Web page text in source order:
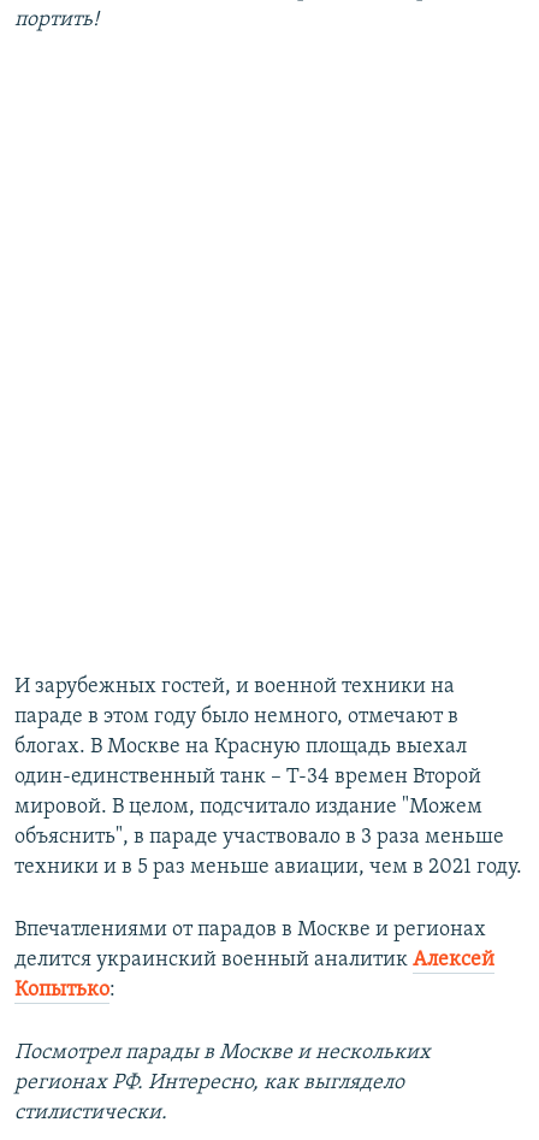
портить!
И зарубежных гостей, и военной техники на
параде в этом году было немного, отмечают в
блогах. В Москве на Красную площадь выехал
один-единственный танк – Т-34 времен Второй
мировой. В целом, подсчитало издание "Можем
объяснить", в параде участвовало в 3 раза меньше
техники и в 5 раз меньше авиации, чем в 2021 году.
Впечатлениями от парадов в Москве и регионах
делится украинский военный аналитик Алексей
Копытько:
Посмотрел парады в Москве и нескольких
регионах РФ. Интересно, как выглядело
стилистически.